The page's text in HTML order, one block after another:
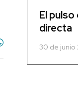
El
directa
30 de junio